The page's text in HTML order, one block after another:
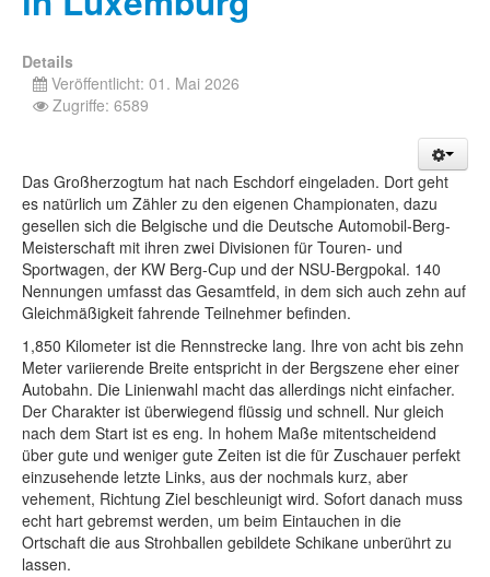
Details
Veröffentlicht: 01. Mai 2026
Zugriffe: 6589
Das Großherzogtum hat nach Eschdorf eingeladen. Dort geht
es natürlich um Zähler zu den eigenen Championaten, dazu
gesellen sich die Belgische und die Deutsche Automobil-Berg-
Meisterschaft mit ihren zwei Divisionen für Touren- und
Sportwagen, der KW Berg-Cup und der NSU-Bergpokal. 140
Nennungen umfasst das Gesamtfeld, in dem sich auch zehn auf
Gleichmäßigkeit fahrende Teilnehmer befinden.
1,850 Kilometer ist die Rennstrecke lang. Ihre von acht bis zehn
Meter variierende Breite entspricht in der Bergszene eher einer
Autobahn. Die Linienwahl macht das allerdings nicht einfacher.
Der Charakter ist überwiegend flüssig und schnell. Nur gleich
nach dem Start ist es eng. In hohem Maße mitentscheidend
über gute und weniger gute Zeiten ist die für Zuschauer perfekt
einzusehende letzte Links, aus der nochmals kurz, aber
vehement, Richtung Ziel beschleunigt wird. Sofort danach muss
echt hart gebremst werden, um beim Eintauchen in die
Ortschaft die aus Strohballen gebildete Schikane unberührt zu
lassen.